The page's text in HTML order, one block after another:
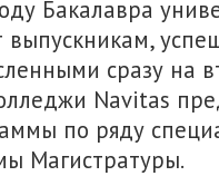
Бакалавра
выпускникам,
сразу на
Navitas
по ряду
Магистратуры.